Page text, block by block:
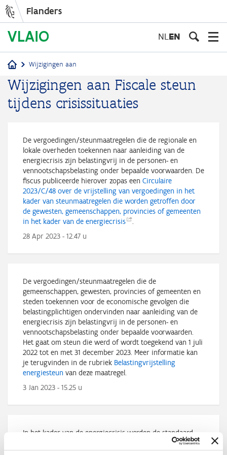
Flanders
NLEN
Breadcrumb
Wijzigingen aan
Wijzigingen aan Fiscale steun
tijdens crisissituaties
De vergoedingen/steunmaatregelen die de regionale en
lokale overheden toekennen naar aanleiding van de
energiecrisis zijn belastingvrij in de personen- en
vennootschapsbelasting onder bepaalde voorwaarden. De
fiscus publiceerde hierover zopas een Circulaire
2023/C/48 over de vrijstelling van vergoedingen in het
kader van steunmaatregelen die worden getroffen door
de gewesten, gemeenschappen, provincies of gemeenten
in het kader van de energiecrisis
.
28 Apr 2023 - 12.47 u
De vergoedingen/steunmaatregelen die de
gemeenschappen, gewesten, provincies of gemeenten en
steden toekennen voor de economische gevolgen die
belastingplichtigen ondervinden naar aanleiding van de
energiecrisis zijn belastingvrij in de personen- en
vennootschapsbelasting onder bepaalde voorwaarden.
Het gaat om steun die werd of wordt toegekend van 1 juli
2022 tot en met 31 december 2023. Meer informatie kan
je terugvinden in de rubriek Belastingvrijstelling
energiesteun van deze maatregel.
3 Jan 2023 - 15.25 u
In het kader van de energiecrisis worden de standaard
betaaltermijnen van 2 naar 4 maanden gebracht voor alle
aanslagbiljetten met aanslagjaar 2022 (voor de